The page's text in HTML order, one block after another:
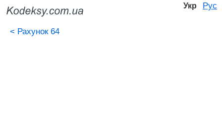
Укр Рус
< Рахунок 64